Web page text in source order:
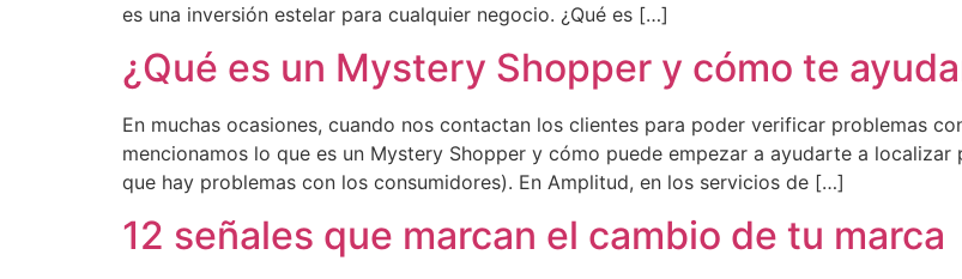
es una inversión estelar para cualquier negocio. ¿Qué es […]
¿Qué es un Mystery Shopper y cómo te
En muchas ocasiones, cuando nos contactan los clientes para poder verificar problemas
mencionamos lo que es un Mystery Shopper y cómo puede empezar a ayudarte a
que hay problemas con los consumidores). En Amplitud, en los servicios de […]
12 señales que marcan el cambio de tu marca